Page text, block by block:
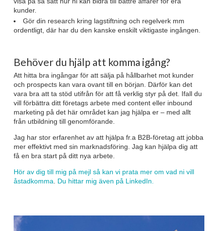
kunder.
Gör din research kring lagstiftning och regelverk mm
ordentligt, där har du den kanske enskilt viktigaste ingången.
Behöver du hjälp att komma igång?
Att hitta bra ingångar för att sälja på hållbarhet mot kunder
och prospects kan vara ovant till en början. Därför kan det
vara bra att ta stöd utifrån för att få verklig styr på det. Ifall du
vill förbättra ditt företags arbete med content eller inbound
marketing på det här området kan jag hjälpa er – med allt
från utbildning till genomförande.
Jag har stor erfarenhet av att hjälpa fr.a B2B-företag att jobba
mer effektivt med sin marknadsföring. Jag kan hjälpa dig att
få en bra start på ditt nya arbete.
Hör av dig till mig på mejl så kan vi prata mer om vad ni vill
åstadkomma
Du hittar mig även på LinkedIn.